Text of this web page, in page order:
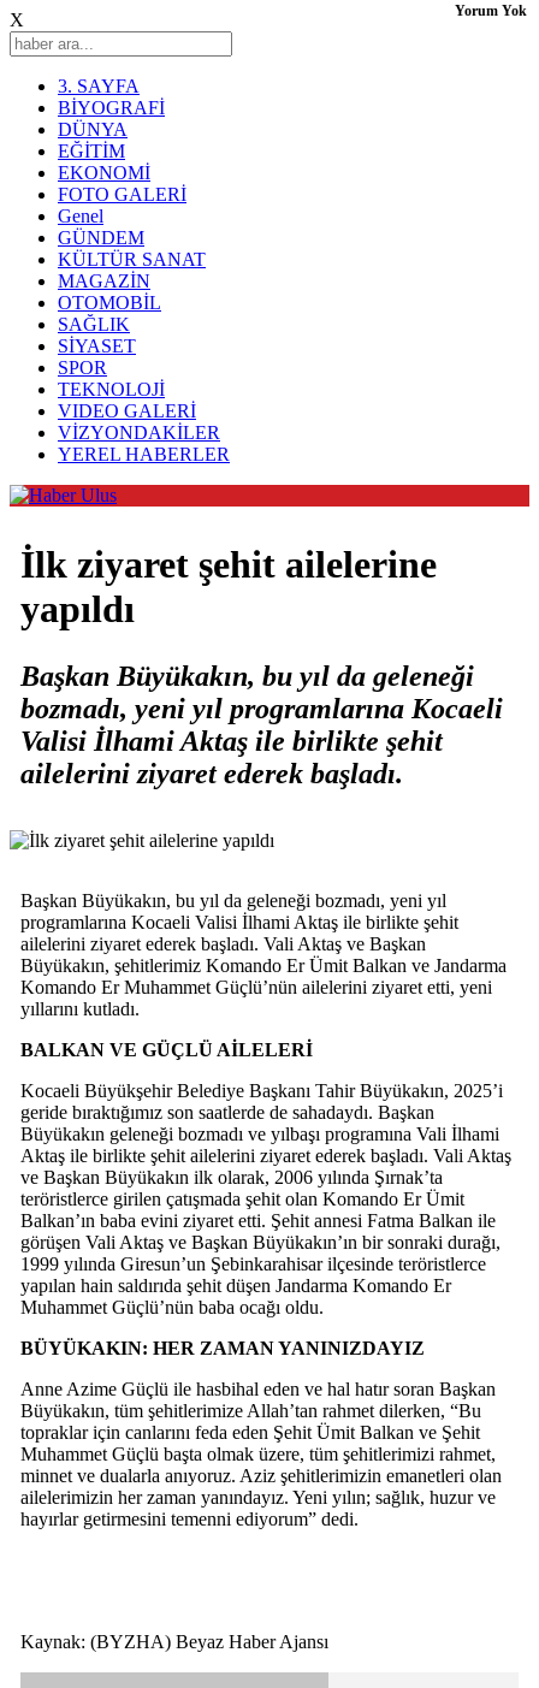
X
3. SAYFA
BİYOGRAFİ
DÜNYA
EĞİTİM
EKONOMİ
FOTO GALERİ
Genel
GÜNDEM
KÜLTÜR SANAT
MAGAZİN
OTOMOBİL
SAĞLIK
SİYASET
SPOR
TEKNOLOJİ
VIDEO GALERİ
VİZYONDAKİLER
YEREL HABERLER
İlk ziyaret şehit ailelerine
yapıldı
Başkan Büyükakın, bu yıl da geleneği
bozmadı, yeni yıl programlarına Kocaeli
Valisi İlhami Aktaş ile birlikte şehit
ailelerini ziyaret ederek başladı.
Başkan Büyükakın, bu yıl da geleneği bozmadı, yeni yıl
programlarına Kocaeli Valisi İlhami Aktaş ile birlikte şehit
ailelerini ziyaret ederek başladı. Vali Aktaş ve Başkan
Büyükakın, şehitlerimiz Komando Er Ümit Balkan ve Jandarma
Komando Er Muhammet Güçlü’nün ailelerini ziyaret etti, yeni
yıllarını kutladı.
BALKAN VE GÜÇLÜ AİLELERİ
Kocaeli Büyükşehir Belediye Başkanı Tahir Büyükakın, 2025’i
geride bıraktığımız son saatlerde de sahadaydı. Başkan
Büyükakın geleneği bozmadı ve yılbaşı programına Vali İlhami
Aktaş ile birlikte şehit ailelerini ziyaret ederek başladı. Vali Aktaş
ve Başkan Büyükakın ilk olarak, 2006 yılında Şırnak’ta
teröristlerce girilen çatışmada şehit olan Komando Er Ümit
Balkan’ın baba evini ziyaret etti. Şehit annesi Fatma Balkan ile
görüşen Vali Aktaş ve Başkan Büyükakın’ın bir sonraki durağı,
1999 yılında Giresun’un Şebinkarahisar ilçesinde teröristlerce
yapılan hain saldırıda şehit düşen Jandarma Komando Er
Muhammet Güçlü’nün baba ocağı oldu.
BÜYÜKAKIN: HER ZAMAN YANINIZDAYIZ
Anne Azime Güçlü ile hasbihal eden ve hal hatır soran Başkan
Büyükakın, tüm şehitlerimize Allah’tan rahmet dilerken, “Bu
topraklar için canlarını feda eden Şehit Ümit Balkan ve Şehit
Muhammet Güçlü başta olmak üzere, tüm şehitlerimizi rahmet,
minnet ve dualarla anıyoruz. Aziz şehitlerimizin emanetleri olan
ailelerimizin her zaman yanındayız. Yeni yılın; sağlık, huzur ve
hayırlar getirmesini temenni ediyorum” dedi.
Kaynak: (BYZHA) Beyaz Haber Ajansı
Yorum Yok